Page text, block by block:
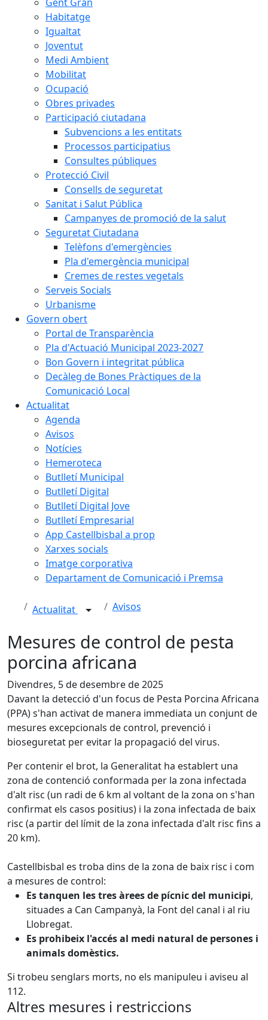
Habitatge
Igualtat
Joventut
Medi Ambient
Mobilitat
Ocupació
Obres privades
Participació ciutadana
Subvencions a les entitats
Processos participatius
Consultes públiques
Protecció Civil
Consells de seguretat
Sanitat i Salut Pública
Campanyes de promoció de la salut
Seguretat Ciutadana
Telèfons d'emergències
Pla d'emergència municipal
Cremes de restes vegetals
Serveis Socials
Urbanisme
Govern obert
Portal de Transparència
Pla d'Actuació Municipal 2023-2027
Bon Govern i integritat pública
Decàleg de Bones Pràctiques de la
Comunicació Local
Actualitat
Agenda
Avisos
Notícies
Hemeroteca
Butlletí Municipal
Butlletí Digital
Butlletí Digital Jove
Butlletí Empresarial
App Castellbisbal a prop
Xarxes socials
Imatge corporativa
Departament de Comunicació i Premsa
Actualitat Avisos
Mesures de control de pesta
porcina africana
Divendres, 5 de desembre de 2025
Davant la detecció d'un focus de Pesta Porcina Africana
(PPA) s'han activat de manera immediata un conjunt de
mesures excepcionals de control, prevenció i
bioseguretat per evitar la propagació del virus.
Per contenir el brot, la Generalitat ha establert una
zona de contenció conformada per la zona infectada
d'alt risc (un radi de 6 km al voltant de la zona on s'han
confirmat els casos positius) i la zona infectada de baix
risc (a partir del límit de la zona infectada d'alt risc fins a
20 km).
Castellbisbal es troba dins de la zona de baix risc i com
a mesures de control:
Es tanquen les tres àrees de pícnic del municipi,
situades a Can Campanyà, la Font del canal i al riu
Llobregat.
Es prohibeix l'accés al medi natural de persones i
animals domèstics.
Si trobeu senglars morts, no els manipuleu i aviseu al
112.
Altres mesures i restriccions